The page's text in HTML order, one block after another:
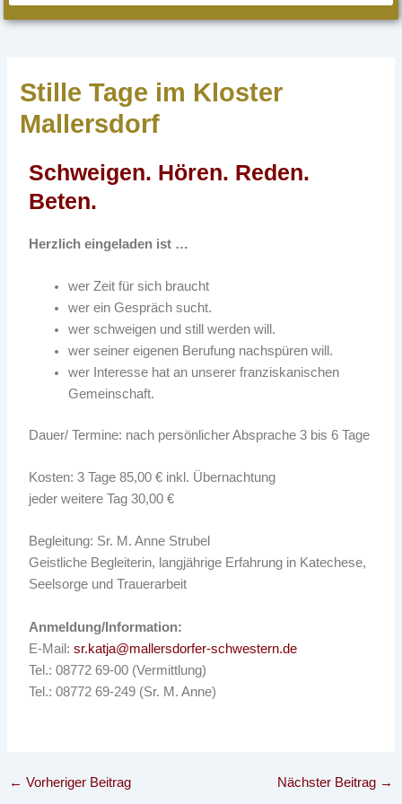
Stille Tage im Kloster
Mallersdorf
Schweigen. Hören. Reden.
Beten.
Herzlich eingeladen ist …
wer Zeit für sich braucht
wer ein Gespräch sucht.
wer schweigen und still werden will.
wer seiner eigenen Berufung nachspüren will.
wer Interesse hat an unserer franziskanischen
Gemeinschaft.
Dauer/ Termine: nach persönlicher Absprache 3 bis 6 Tage
Kosten: 3 Tage 85,00 € inkl. Übernachtung
jeder weitere Tag 30,00 €
Begleitung: Sr. M. Anne Strubel
Geistliche Begleiterin, langjährige Erfahrung in Katechese,
Seelsorge und Trauerarbeit
Anmeldung/Information:
E-Mail:sr.katja@mallersdorfer-schwestern.de
Tel.: 08772 69-00 (Vermittlung)
Tel.: 08772 69-249 (Sr. M. Anne)
← Vorheriger Beitrag Nächster Beitrag →